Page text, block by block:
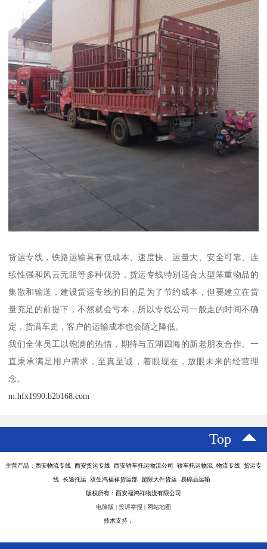
货运专线，铁路运输具有低成本、速度快、运量大、安全可靠、连
续性强和风云无阻等多种优势，货运专线特别适合大型笨重物品的
集散和输送，建设货运专线的目的是为了节约成本，但要建立在货
量充足的前提下，不然就会亏本，所以专线公司一般走的时间不确
定，货满车走，客户的运输成本也会随之降低。
我们全体员工以饱满的热情，期待与五湖四海的新老朋友合作。一
直秉承满足用户需求，至真至诚，着眼现在，放眼未来的经营理
念。
m.hfx1990.b2b168.com
Top
主营产品：西安物流专线 西安货运专线 西安轿车托运物流公司 轿车托运物流 物流专线 货运专
线 长途托运 双生鸿福祥货运部 超限大件货运 易碎品运输
版权所有：西安福鸿祥物流有限公司
电脑版 | 投诉举报 | 网站地图
技术支持：